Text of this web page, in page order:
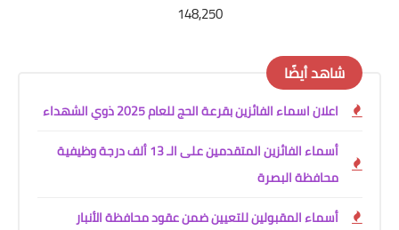
148,250
شاهد أيضًا
اعلان اسماء الفائزين بقرعة الحج للعام 2025 ذوي الشهداء
أسماء الفائزين المتقدمين على الـ 13 ألف درجة وظيفية
محافظة البصرة
أسماء المقبولين للتعيين ضمن عقود محافظة الأنبار